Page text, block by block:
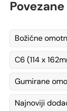
Božićne
C6 (114 x
Gumirane
Najnoviji